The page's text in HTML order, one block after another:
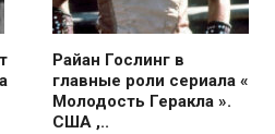
Райан Гослинг в
главные роли сериала «
Молодость Геракла ».
США ,..